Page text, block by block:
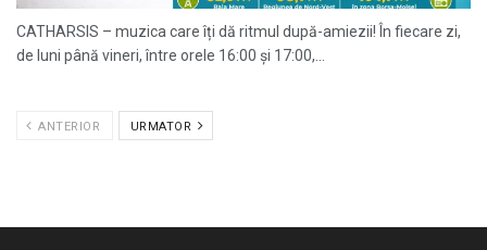
CATHARSIS – muzica care îți dă ritmul după-amiezii! În fiecare zi,
de luni până vineri, între orele 16:00 și 17:00,...
ANTERIOR URMATOR